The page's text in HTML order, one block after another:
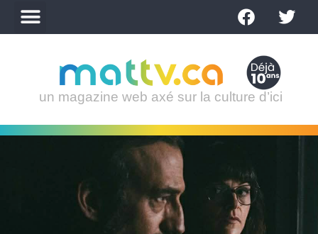
un magazine web axé sur la culture d’ici